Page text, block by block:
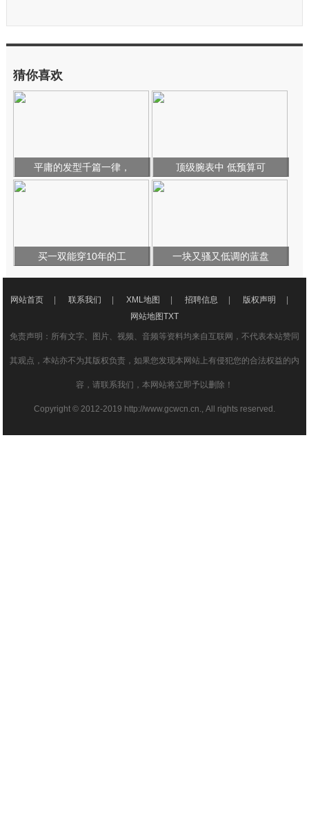
猜你喜欢
平庸的发型千篇一律， 顶级腕表中 低预算可
买一双能穿10年的工 一块又骚又低调的蓝盘
网站首页 | 联系我们 | XML地图 | 招聘信息 | 版权声明
|
网站地图TXT
免责声明：所有文字、图片、视频、音频等资料均来自互联网，不代表本站赞同
其观点，本站亦不为其版权负责，如果您发现本网站上有侵犯您的合法权益的内
容，请联系我们，本网站将立即予以删除！
Copyright © 2012-2019 http://www.gcwcn.cn., All rights reserved.